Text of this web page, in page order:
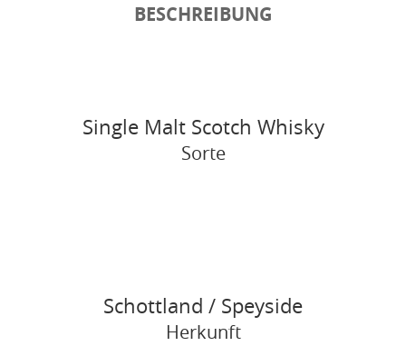
BESCHREIBUNG
Single Malt Scotch Whisky
Sorte
Schottland / Speyside
Herkunft